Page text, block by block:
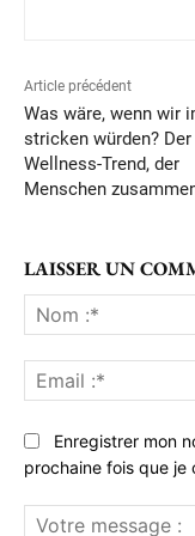
Article précédent
Was wäre, wenn wir
stricken würden? Der
Wellness-Trend, der
Menschen
LAISSER UN
Enregistrer mon
prochaine fois que je